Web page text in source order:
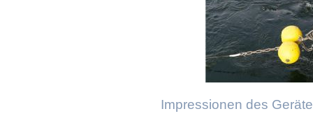
Impressionen des